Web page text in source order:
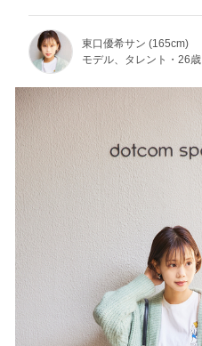
東口優希サン (165cm)
モデル、タレント・26歳